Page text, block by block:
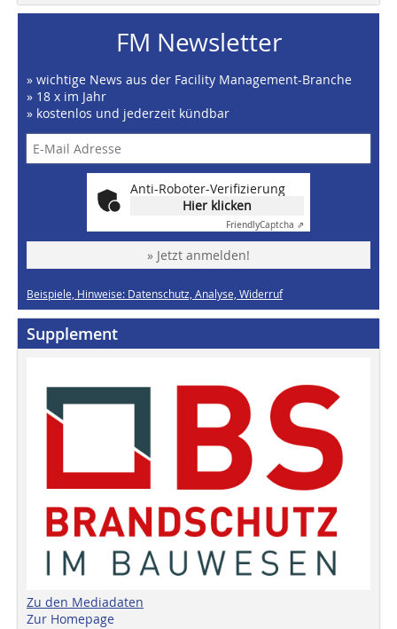
FM Newsletter
» wichtige News aus der Facility Management-Branche
» 18 x im Jahr
» kostenlos und jederzeit kündbar
Anti-Roboter-Verifizierung
Hier klicken
FriendlyCaptcha ⇗
» Jetzt anmelden!
Beispiele, Hinweise: Datenschutz, Analyse, Widerruf
Supplement
Zu den Mediadaten
Zur Homepage